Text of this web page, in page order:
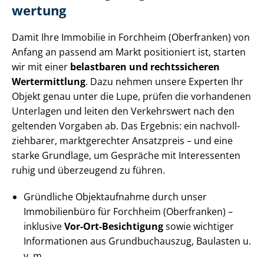
wer­tung
Damit Ihre Immobilie in Forchheim (Oberfranken) von
Anfang an passend am Markt positioniert ist, starten
wir mit einer belastbaren und rechtssicheren
Wertermittlung. Dazu nehmen unsere Experten Ihr
Objekt genau unter die Lupe, prüfen die vorhandenen
Unterlagen und leiten den Verkehrswert nach den
geltenden Vorgaben ab. Das Ergebnis: ein nach­voll­
zieh­ba­rer, marktgerechter Ansatzpreis – und eine
starke Grundlage, um Gespräche mit Interessenten
ruhig und überzeugend zu führen.
Gründliche Objektaufnahme durch unser
Immobilienbüro für Forchheim (Oberfranken) –
inklusiveVor-Ort-Besichtigungsowie wichtiger
Informationen aus Grundbuchauszug, Baulasten u.